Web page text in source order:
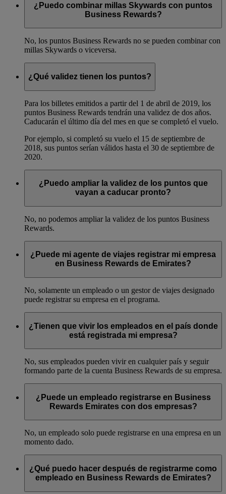
¿Puedo combinar millas Skywards con puntos
Business Rewards?
No, los puntos Business Rewards no se pueden combinar con
millas Skywards o viceversa.
¿Qué validez tienen los puntos?
Para los billetes emitidos a partir del 1 de abril de 2019, los
puntos Business Rewards tendrán una validez de dos años.
Caducarán el último día del mes en que se completó el vuelo.
Por ejemplo, si completó su vuelo el 15 de septiembre de
2018, sus puntos serían válidos hasta el 30 de septiembre de
2020.
¿Puedo ampliar la validez de los puntos que
vayan a caducar pronto?
No, no podemos ampliar la validez de los puntos Business
Rewards.
¿Puede mi agente de viajes registrar mi empresa
en Business Rewards de Emirates?
No, solamente un empleado o un gestor de viajes designado
puede registrar su empresa en el programa.
¿Tienen que vivir los empleados en el país donde
está registrada mi empresa?
No, sus empleados pueden vivir en cualquier país y seguir
formando parte de la cuenta Business Rewards de su empresa.
¿Puede un empleado registrarse en Business
Rewards Emirates con dos empresas?
No, un empleado solo puede registrarse en una empresa en un
momento dado.
¿Qué puedo hacer después de registrarme como
empleado en Business Rewards de Emirates?